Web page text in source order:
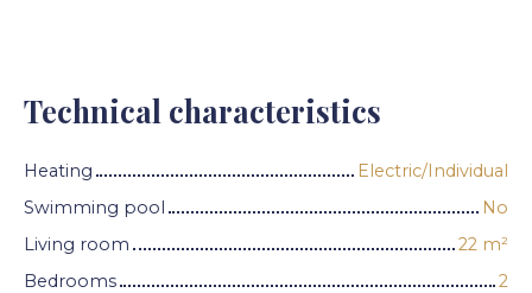
Technical characteristics
Heating
Electric/Individual
Swimming pool
No
Living room
22 m²
Bedrooms
2